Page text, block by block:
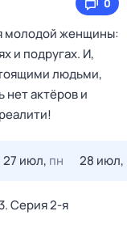
0
молодой женщины:
и подругах. И,
людьми,
актёров и
27 июл, пн 28 июл,
. Серия 2-я